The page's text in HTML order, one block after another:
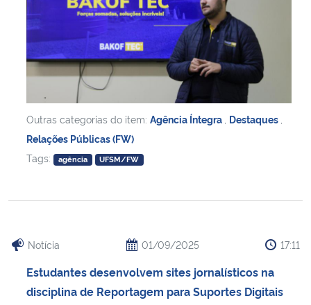
Outras categorias do item: Agência Íntegra Destaques
Relações Públicas (FW)
Tags:
agência UFSM/FW
Notícia 01/09/2025 17:11
Estudantes desenvolvem sites jornalísticos na
disciplina de Reportagem para Suportes Digitais